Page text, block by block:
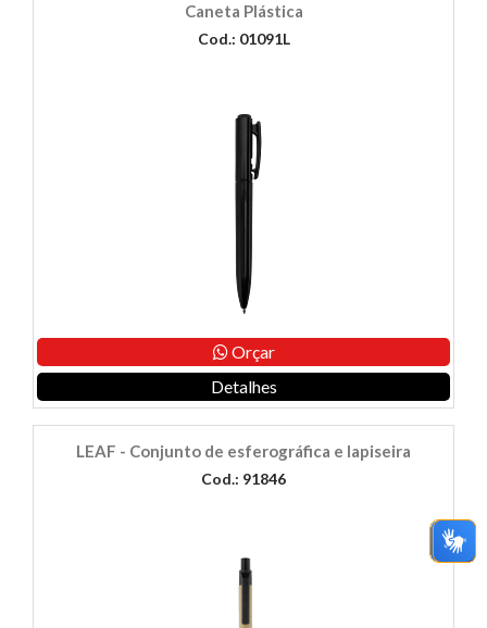
Caneta Plástica
Cod.: 01091L
Orçar
Detalhes
LEAF - Conjunto de esferográfica e lapiseira
Cod.: 91846